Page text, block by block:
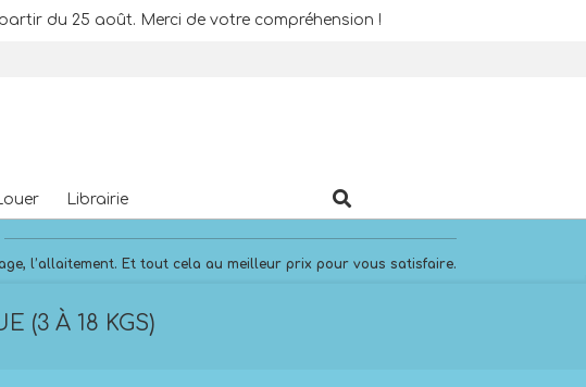
du 25 août. Merci de votre compréhension !
Librairie
Search
l’allaitement. Et tout cela au meilleur prix pour vous satisfaire.
(3 À 18 KGS)